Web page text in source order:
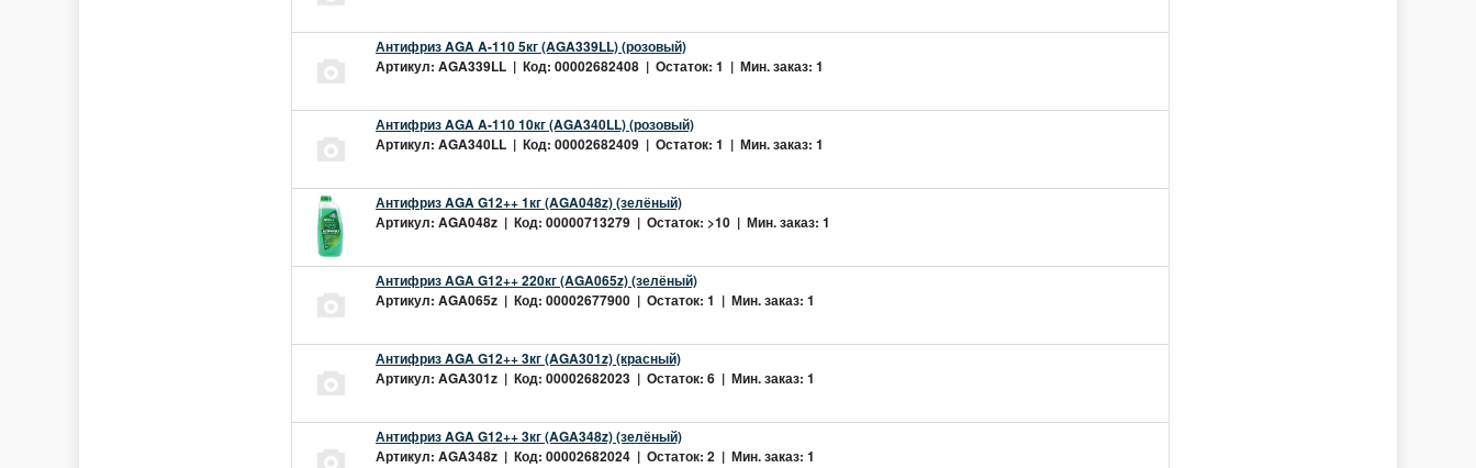
Антифриз AGA A-110 5кг (AGA339LL) (розовый)
Артикул: AGA339LL | Код: 00002682408 | Остаток: 1 | Мин. заказ: 1
Антифриз AGA A-110 10кг (AGA340LL) (розовый)
Артикул: AGA340LL | Код: 00002682409 | Остаток: 1 | Мин. заказ: 1
Антифриз AGA G12++ 1кг (AGA048z) (зелёный)
Артикул: AGA048z | Код: 00000713279 | Остаток: >10 | Мин. заказ: 1
Антифриз AGA G12++ 220кг (AGA065z) (зелёный)
Артикул: AGA065z | Код: 00002677900 | Остаток: 1 | Мин. заказ: 1
Антифриз AGA G12++ 3кг (AGA301z) (красный)
Артикул: AGA301z | Код: 00002682023 | Остаток: 6 | Мин. заказ: 1
Антифриз AGA G12++ 3кг (AGA348z) (зелёный)
Артикул: AGA348z | Код: 00002682024 | Остаток: 2 | Мин. заказ: 1